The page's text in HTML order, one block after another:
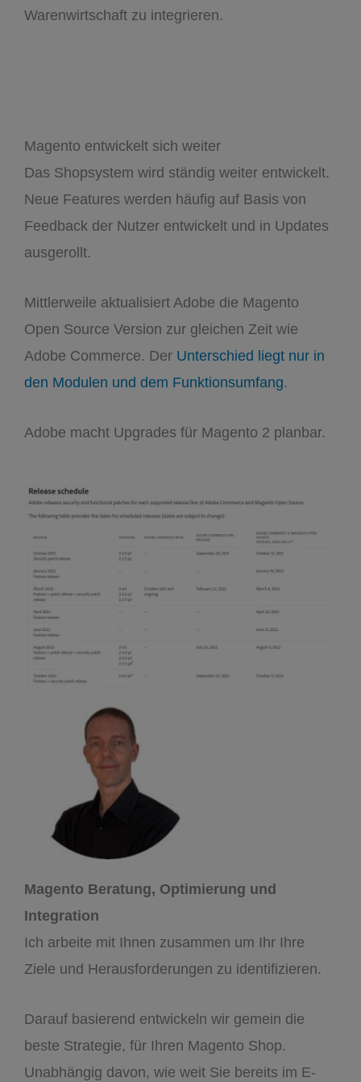
Warenwirtschaft zu integrieren.
Magento entwickelt sich weiter
Das Shopsystem wird ständig weiter entwickelt.
Neue Features werden häufig auf Basis von
Feedback der Nutzer entwickelt und in Updates
ausgerollt.
Mittlerweile aktualisiert Adobe die Magento
Open Source Version zur gleichen Zeit wie
Adobe Commerce. Der Unterschied liegt nur in
den Modulen und dem Funktionsumfang.
Adobe macht Upgrades für Magento 2 planbar.
Magento Beratung, Optimierung und
Integration
Ich arbeite mit Ihnen zusammen um Ihr Ihre
Ziele und Herausforderungen zu identifizieren.
Darauf basierend entwickeln wir gemein die
beste Strategie, für Ihren Magento Shop.
Unabhängig davon, wie weit Sie bereits im E-